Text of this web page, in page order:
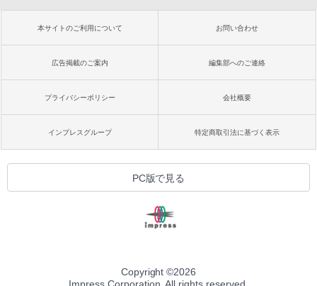
本サイトのご利用について お問い合わせ
広告掲載のご案内 編集部へのご連絡
プライバシーポリシー 会社概要
インプレスグループ 特定商取引法に基づく表示
PC版で見る
Copyright ©2026
Impress Corporation. All rights reserved.